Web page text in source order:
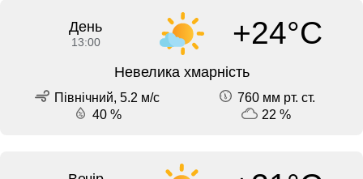
День
13:00 +24°C
Невелика хмарність
Північний, 5.2 м/с
760 мм рт. ст.
40 %
22 %